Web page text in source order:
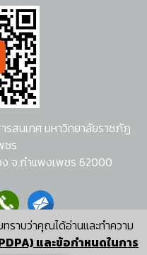
ราบว่าคุณได้อ่านและทำความ
และข้อกำหนดในการ
รสนเทศ มหาวิทยาลัยราชภัฏ
ชร
ง จ.กำแพงเพชร 62000
า พวงผกา